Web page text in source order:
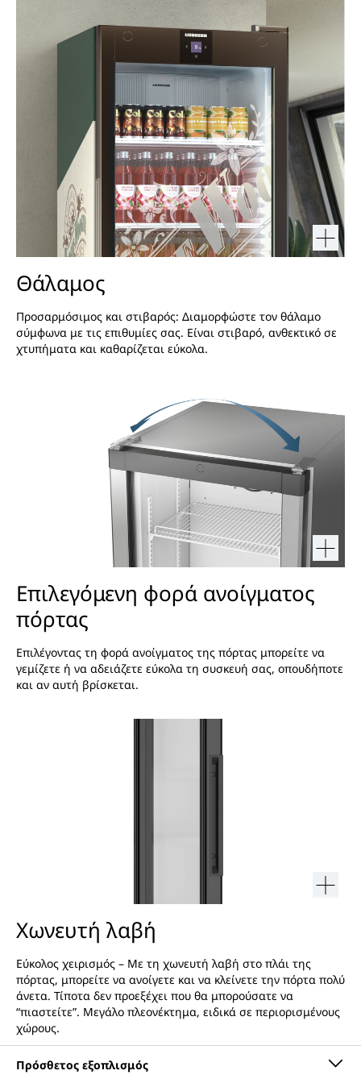
Θάλαμος
Προσαρμόσιμος και στιβαρός: Διαμορφώστε τον θάλαμο
σύμφωνα με τις επιθυμίες σας. Είναι στιβαρό, ανθεκτικό σε
χτυπήματα και καθαρίζεται εύκολα.
Επιλεγόμενη φορά ανοίγματος
πόρτας
Επιλέγοντας τη φορά ανοίγματος της πόρτας μπορείτε να
γεμίζετε ή να αδειάζετε εύκολα τη συσκευή σας, οπουδήποτε
και αν αυτή βρίσκεται.
Χωνευτή λαβή
Εύκολος χειρισμός – Με τη χωνευτή λαβή στο πλάι της
πόρτας, μπορείτε να ανοίγετε και να κλείνετε την πόρτα πολύ
άνετα. Τίποτα δεν προεξέχει που θα μπορούσατε να
“πιαστείτε”. Μεγάλο πλεονέκτημα, ειδικά σε περιορισμένους
χώρους.